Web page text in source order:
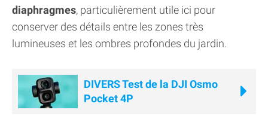
diaphragmes, particulièrement utile ici pour
conserver des détails entre les zones très
lumineuses et les ombres profondes du jardin.
DIVERS Test de la DJI Osmo
Pocket 4P